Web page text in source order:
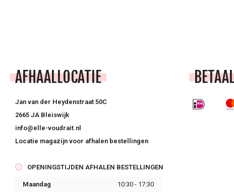
AFHAALLOCATIE
Jan van der Heydenstraat 50C
2665 JA Bleiswijk
info@elle-voudrait.nl
Locatie magazijn voor afhalen bestellingen
OPENINGSTIJDEN AFHALEN BESTELLINGEN
Maandag
10:30 - 17:30